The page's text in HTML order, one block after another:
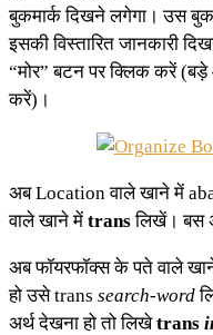
बुकमार्क दिखने लगेगा। उस
इसकी विस्तारित जानकारी
“मोर” बटन पर क्लिक करें
करें)।
अब Location वाले खाने में
वाले खाने में transलिखें। बस
अब फॉयरफॉक्स के पते वाले
हो उसे trans search-word
अर्थ देखना हो तो लिखेtrans